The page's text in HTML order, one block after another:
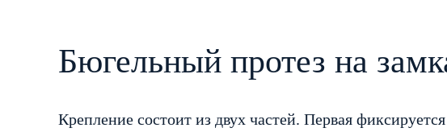
Бюгельный протез на
Крепление состоит из двух частей. Первая